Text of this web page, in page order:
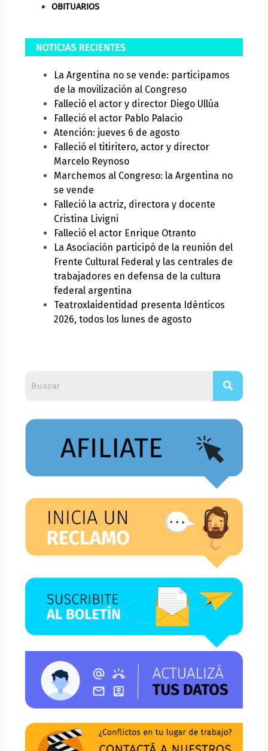
OBITUARIOS
La Argentina no se vende: participamos
de la movilización al Congreso
Falleció el actor y director Diego Ullúa
Falleció el actor Pablo Palacio
Atención: jueves 6 de agosto
Falleció el titiritero, actor y director
Marcelo Reynoso
Marchemos al Congreso: la Argentina no
se vende
Falleció la actriz, directora y docente
Cristina Livigni
Falleció el actor Enrique Otranto
La Asociación participó de la reunión del
Frente Cultural Federal y las centrales de
trabajadores en defensa de la cultura
federal argentina
Teatroxlaidentidad presenta Idénticos
2026, todos los lunes de agosto